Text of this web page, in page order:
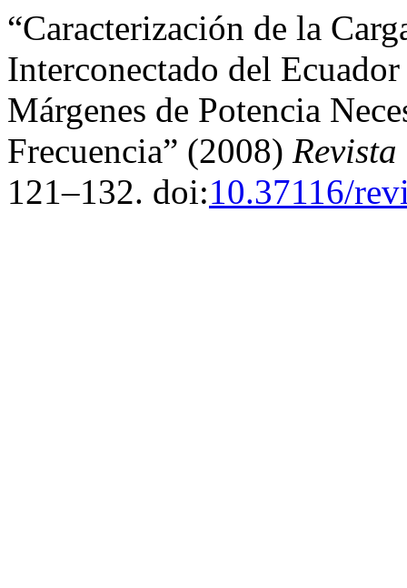
“Caracterización de la
Interconectado del
Márgenes de Potencia
Frecuencia” (2008)
121–132. doi:10.37116/